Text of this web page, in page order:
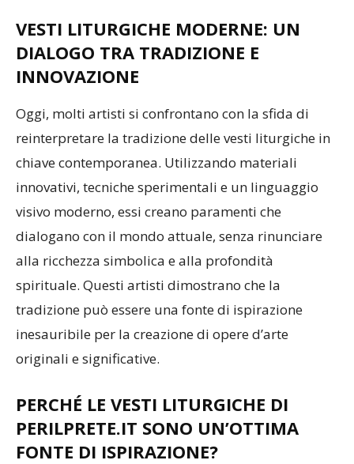
VESTI LITURGICHE MODERNE: UN
DIALOGO TRA TRADIZIONE E
INNOVAZIONE
Oggi, molti artisti si confrontano con la sfida di
reinterpretare la tradizione delle vesti liturgiche in
chiave contemporanea. Utilizzando materiali
innovativi, tecniche sperimentali e un linguaggio
visivo moderno, essi creano paramenti che
dialogano con il mondo attuale, senza rinunciare
alla ricchezza simbolica e alla profondità
spirituale. Questi artisti dimostrano che la
tradizione può essere una fonte di ispirazione
inesauribile per la creazione di opere d’arte
originali e significative.
PERCHÉ LE VESTI LITURGICHE DI
PERILPRETE.IT SONO UN’OTTIMA
FONTE DI ISPIRAZIONE?